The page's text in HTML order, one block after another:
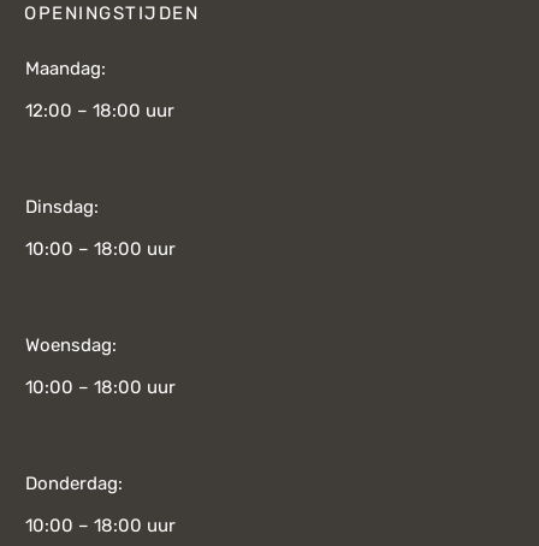
OPENINGSTIJDEN
Maandag:
12:00 – 18:00 uur
Dinsdag:
10:00 – 18:00 uur
Woensdag:
10:00 – 18:00 uur
Donderdag:
10:00 – 18:00 uur